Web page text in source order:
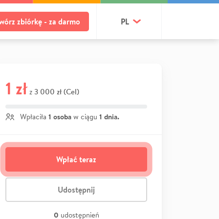
zbiórkę - za darmo PL
1 zł z 3 000 zł (Cel)
Wpłaciła 1 osoba w ciągu 1 dnia.
Wpłać teraz
Udostępnij
0 udostępnień